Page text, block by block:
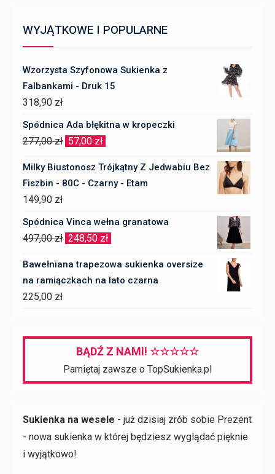
WYJĄTKOWE I POPULARNE
Wzorzysta Szyfonowa Sukienka z
Falbankami - Druk 15
318,90 zł
Spódnica Ada błękitna w kropeczki
277,00zł Pierwotna
57,00 zł
wynosi:
57,00 zł.
Milky Biustonosz Trójkątny Z Jedwabiu Bez
Fiszbin - 80C - Czarny - Etam
149,90 zł
Spódnica Vinca wełna granatowa
497,00zł Pierwotna
wynosiła:
248,50 zł
Bawełniana trapezowa sukienka oversize
na ramiączkach na lato czarna
225,00 zł
BĄDŹ Z NAMI! ☆☆☆☆☆
Pamiętaj zawsze o TopSukienka.pl
Sukienka na wesele - już dzisiaj zrób sobie Prezent
- nowa sukienka w której będziesz wyglądać pięknie
i wyjątkowo!